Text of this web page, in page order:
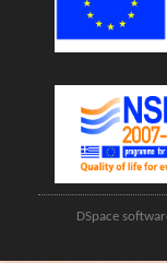
DSpace